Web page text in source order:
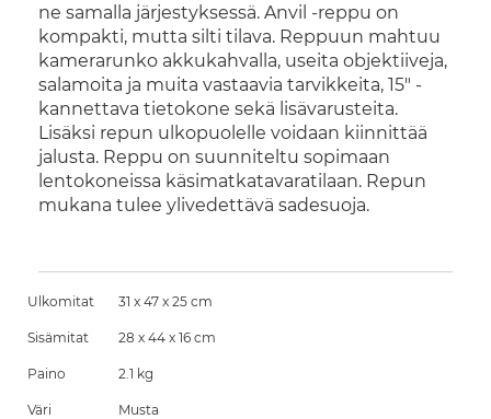
ne samalla järjestyksessä. Anvil -reppu on
kompakti, mutta silti tilava. Reppuun mahtuu
kamerarunko akkukahvalla, useita objektiiveja,
salamoita ja muita vastaavia tarvikkeita, 15" -
kannettava tietokone sekä lisävarusteita.
Lisäksi repun ulkopuolelle voidaan kiinnittää
jalusta. Reppu on suunniteltu sopimaan
lentokoneissa käsimatkatavaratilaan. Repun
mukana tulee ylivedettävä sadesuoja.
Ulkomitat 31 x 47 x 25 cm
Sisämitat 28 x 44 x 16 cm
Paino 2.1 kg
Väri Musta